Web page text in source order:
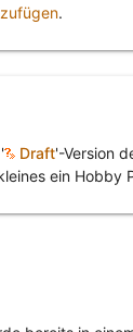
.
Draft'-Version
ein Hobby